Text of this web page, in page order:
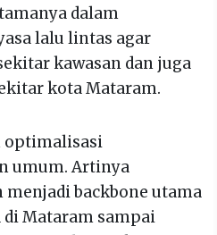
dalam
lalu lintas agar
kawasan dan juga
kota Mataram.
optimalisasi
umum. Artinya
backbone utama
Mataram sampai